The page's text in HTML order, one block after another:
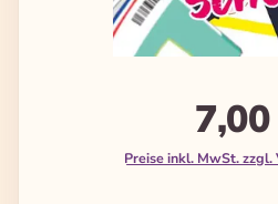
Preise inkl. MwSt. zzgl.